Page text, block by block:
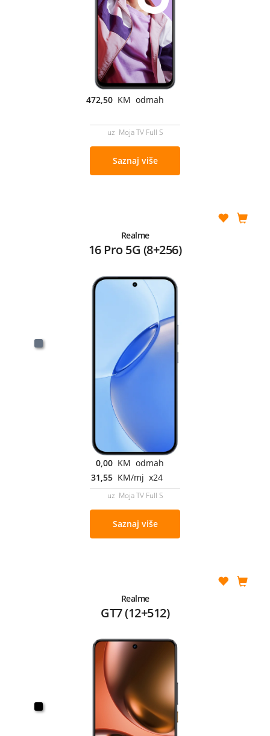
472,50 KM odmah
uz Moja TV Full S
Saznaj više
Realme
16 Pro 5G (8+256)
0,00 KM odmah
31,55 KM/mj x24
uz Moja TV Full S
Saznaj više
Realme
GT7 (12+512)